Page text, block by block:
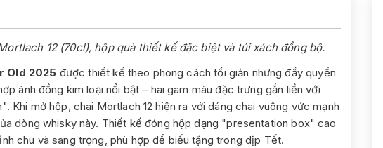
12 (70cl), hộp quà thiết kế đặc biệt và túi xách đồng bộ.
Old 2025 được thiết kế theo phong cách tối giản nhưng đầy quyền
ánh đồng kim loại nổi bật – hai gam màu đặc trưng gắn liền với
Khi mở hộp, chai Mortlach 12 hiện ra với dáng chai vuông vức mạnh
dòng whisky này. Thiết kế đóng hộp dạng "presentation box" cao
chu và sang trọng, phù hợp để biếu tặng trong dịp Tết.